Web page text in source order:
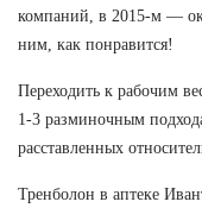
компаний, в 2015-м —
ним, как понравится!
Переходить к рабочим
1-3 разминочным
расставленных
Тренболон в аптеке